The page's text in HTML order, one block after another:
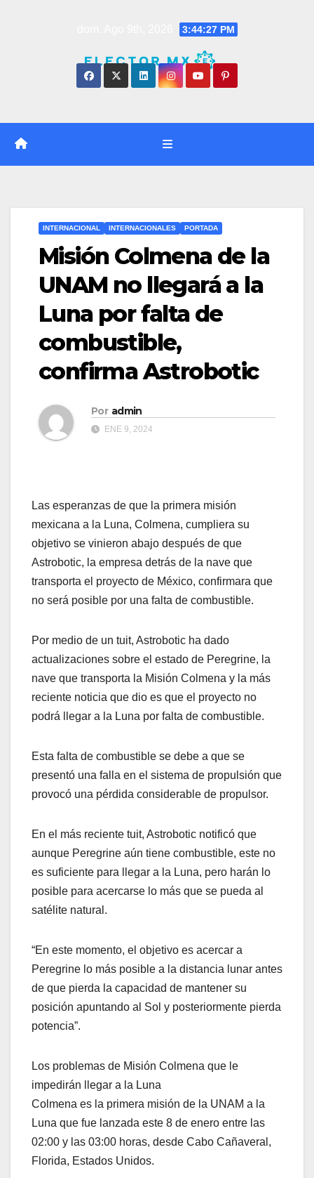
3:44:28 PM
INTERNACIONAL INTERNACIONALES PORTADA
Misión Colmena de la
UNAM no llegará a la
Luna por falta de
combustible,
confirma Astrobotic
Por admin
ENE 9, 2024
Las esperanzas de que la primera misión
mexicana a la Luna, Colmena, cumpliera su
objetivo se vinieron abajo después de que
Astrobotic, la empresa detrás de la nave que
transporta el proyecto de México, confirmara que
no será posible por una falta de combustible.
Por medio de un tuit, Astrobotic ha dado
actualizaciones sobre el estado de Peregrine, la
nave que transporta la Misión Colmena y la más
reciente noticia que dio es que el proyecto no
podrá llegar a la Luna por falta de combustible.
Esta falta de combustible se debe a que se
presentó una falla en el sistema de propulsión que
provocó una pérdida considerable de propulsor.
En el más reciente tuit, Astrobotic notificó que
aunque Peregrine aún tiene combustible, este no
es suficiente para llegar a la Luna, pero harán lo
posible para acercarse lo más que se pueda al
satélite natural.
“En este momento, el objetivo es acercar a
Peregrine lo más posible a la distancia lunar antes
de que pierda la capacidad de mantener su
posición apuntando al Sol y posteriormente pierda
potencia”.
Los problemas de Misión Colmena que le
impedirán llegar a la Luna
Colmena es la primera misión de la UNAM a la
Luna que fue lanzada este 8 de enero entre las
02:00 y las 03:00 horas, desde Cabo Cañaveral,
Florida, Estados Unidos.